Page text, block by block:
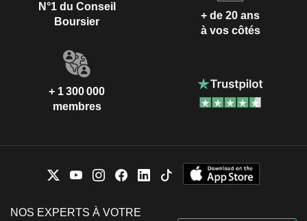
N°1 du Conseil
Boursier
+ de 20 ans
à vos côtés
+ 1 300 000
membres
NOS EXPERTS À VOTRE